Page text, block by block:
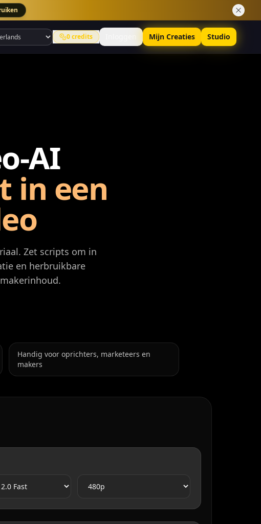
0credits Mijn Creaties Studio
AI
in een
Zet scripts om in
en herbruikbare
Handig voor oprichters, marketeers en
makers